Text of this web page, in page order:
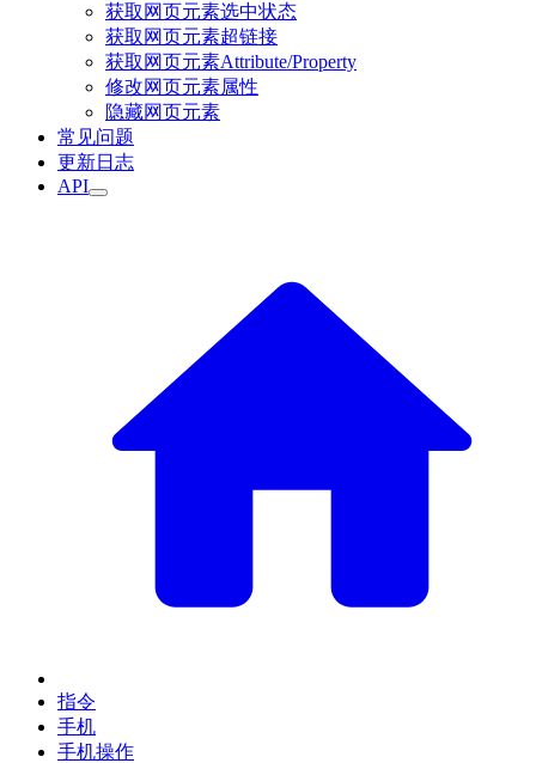
获取网页元素选中状态
获取网页元素超链接
获取网页元素Attribute/Property
修改网页元素属性
隐藏网页元素
常见问题
更新日志
API
指令
手机
手机操作